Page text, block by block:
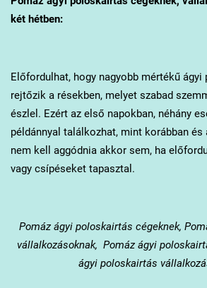
két hétben:
Előfordulhat, hogy nagyobb mértékű
rejtőzik a résekben, melyet szabad
észlel. Ezért az első napokban, néhány
példánnyal találkozhat, mint korábban
nem kell aggódnia akkor sem, ha
vagy csípéseket tapasztal.
Pomázágyi poloskairtás cégeknek,
vállalkozásoknak, Pomáz ágyi
ágyi poloskairtás